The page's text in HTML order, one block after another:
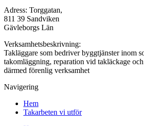
Adress: Torggatan,
811 39 Sandviken
Gävleborgs Län
Verksamhetsbeskrivning:
Takläggare som bedriver byggtjänster inom
takomläggning, reparation vid takläckage
därmed förenlig verksamhet
Navigering
Hem
Takarbeten vi utför